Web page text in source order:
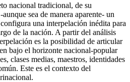
nacional tradicional, de su
sea de manera aparente- un
una interpelación inédita para
de la nación. A partir del análisis
es la posibilidad de articular
bajo el horizonte nacional-popular
clases medias, maestros, identidades
Este es el contexto del